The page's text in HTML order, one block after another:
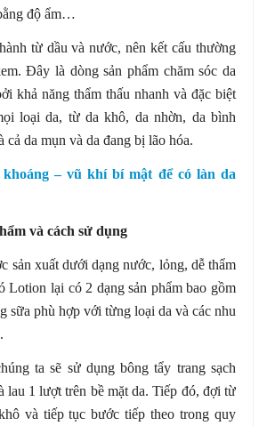
độ ẩm…
từ dầu và nước, nên kết cấu thường
Đây là dòng sản phẩm chăm sóc da
khả năng thẩm thấu nhanh và đặc biệt
loại da, từ da khô, da nhờn, da bình
cả da mụn và da đang bị lão hóa.
– vũ khí bí mật để có làn da
và cách sử dụng
sản xuất dưới dạng nước, lỏng, dễ thẩm
Lotion lại có 2 dạng sản phẩm bao gồm
sữa phù hợp với từng loại da và các nhu
ta sẽ sử dụng bông tẩy trang sạch
lau 1 lượt trên bề mặt da. Tiếp đó, đợi từ
và tiếp tục bước tiếp theo trong quy